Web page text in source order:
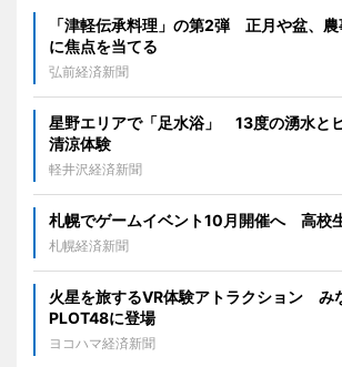
「津軽伝承料理」の第2弾 正月や盆、
に焦点を当てる
弘前経済新聞
星野エリアで「足水浴」 13度の湧水と
清涼体験
軽井沢経済新聞
札幌でゲームイベント10月開催へ 高校
札幌経済新聞
火星を旅するVR体験アトラクション み
PLOT48に登場
ヨコハマ経済新聞